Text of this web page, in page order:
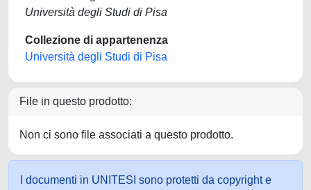
Università degli Studi di Pisa
Collezione di appartenenza
Università degli Studi di Pisa
File in questo prodotto:
Non ci sono file associati a questo prodotto.
I documenti in UNITESI sono protetti da copyright e